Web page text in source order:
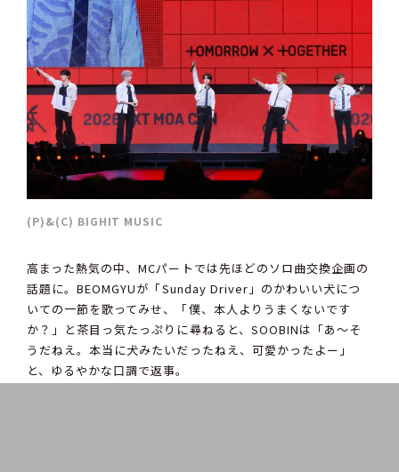
(P)&(C) BIGHIT MUSIC
高まった熱気の中、MCパートでは先ほどのソロ曲交換企画の
話題に。BEOMGYUが「Sunday Driver」のかわいい犬につ
いての一節を歌ってみせ、「僕、本人よりうまくないです
か？」と茶目っ気たっぷりに尋ねると、SOOBINは「あ〜そ
うだねえ。本当に犬みたいだったねえ、可愛かったよー」
と、ゆるやかな口調で返事。